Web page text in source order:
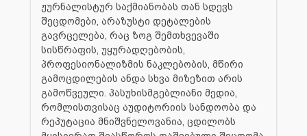
ჟურნალისტურ საქმიანობას თან სდევს
შეცდომები, არაზუსტი დეტალების
გავრცელება, რაც ზოგ შემთხვევაში
სისწრაფის, უყურადღებობის,
პროფესიონალიზმის ნაკლებობის, მწირი
გამოცდილების ანდა სხვა მიზეზით არის
გამოწვეული. პასუხისმგებლიანი მედია,
რომლისთვისაც აუდიტორიის სანდოობა და
რეპუტაცია მნიშვნელოვანია, ცდილობს